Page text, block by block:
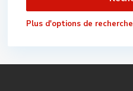
Plus d'options de recherche